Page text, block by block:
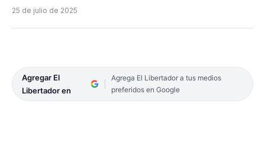
25 de julio de 2025
Agregar El
Libertador en
Agrega El Libertador a tus medios
preferidos en Google